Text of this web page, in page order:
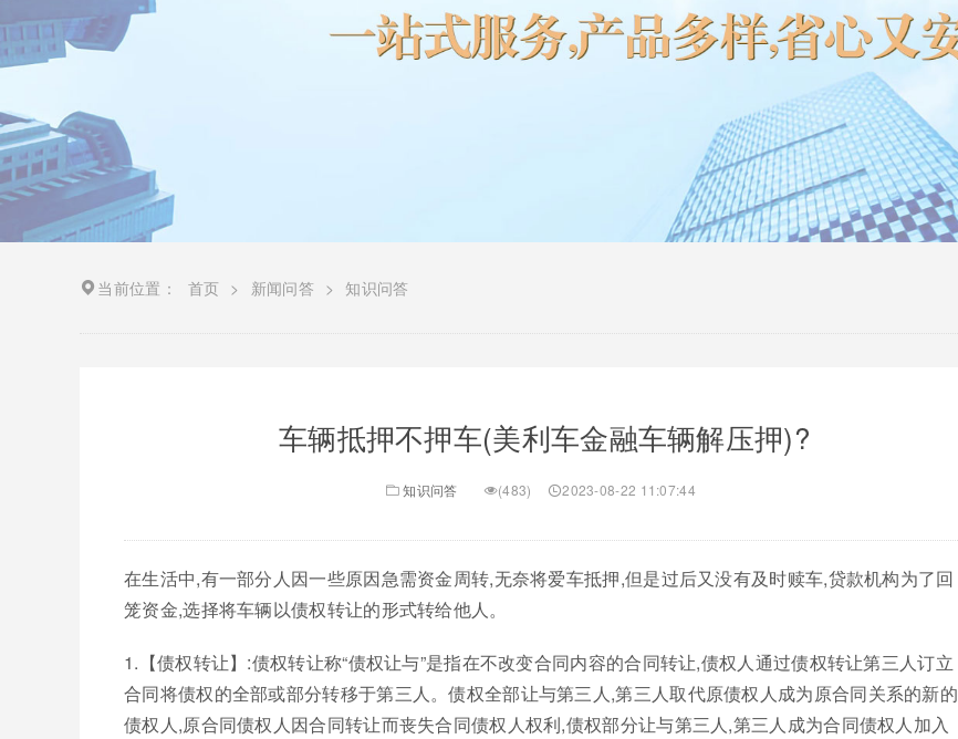
当前位置： 首页 > 新闻问答 > 知识问答
车辆抵押不押车(美利车金融车辆解压押)?
知识问答 (483) 2023-08-22 11:07:44
在生活中,有一部分人因一些原因急需资金周转,无奈将爱车抵押,但是过后又没有及时赎车,贷款机构为了回
笼资金,选择将车辆以债权转让的形式转给他人。
1.【债权转让】:债权转让称“债权让与”是指在不改变合同内容的合同转让,债权人通过债权转让第三人订立
合同将债权的全部或部分转移于第三人。债权全部让与第三人,第三人取代原债权人成为原合同关系的新的
债权人,原合同债权人因合同转让而丧失合同债权人权利,债权部分让与第三人,第三人成为合同债权人加入